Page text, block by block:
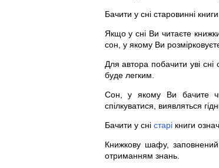
Бачити у сні старовинні
Якщо у сні Ви читаєте
сон, у якому Ви
Для автора побачити уві
буде легким.
Сон, у якому Ви бачите
спілкуватися, виявляться
Бачити у сні старікниги
Книжкову шафу,
отриманням знань.